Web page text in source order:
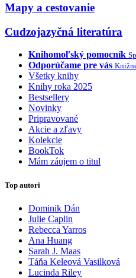
Mapy a cestovanie
Cudzojazyčná literatúra
Knihomoľský pomocník
Odporúčame pre vás
Všetky knihy
Knihy roka 2025
Bestsellery
Novinky
Pripravované
Akcie a zľavy
Kolekcie
BookTok
Mám záujem o titul
Top autori
Dominik Dán
Julie Caplin
Rebecca Yarros
Ana Huang
Sarah J. Maas
Táňa Keleová Vasilková
Lucinda Riley